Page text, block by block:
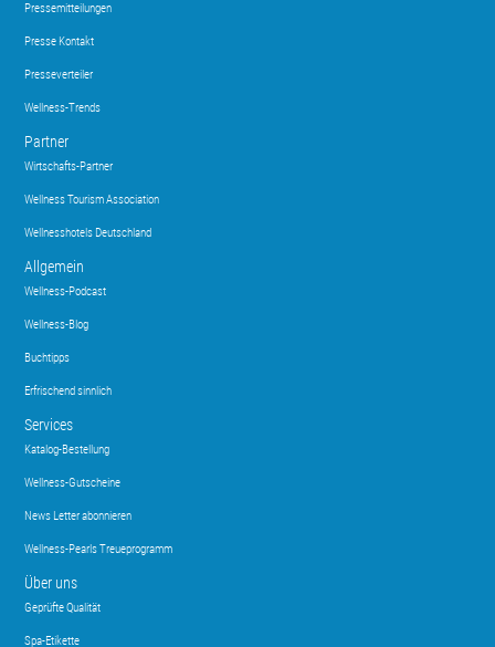
Pressemitteilungen
Presse Kontakt
Presseverteiler
Wellness-Trends
Partner
Wirtschafts-Partner
Wellness Tourism Association
Wellnesshotels Deutschland
Allgemein
Wellness-Podcast
Wellness-Blog
Buchtipps
Erfrischend sinnlich
Services
Katalog-Bestellung
Wellness-Gutscheine
News Letter abonnieren
Wellness-Pearls Treueprogramm
Über uns
Geprüfte Qualität
Spa-Etikette